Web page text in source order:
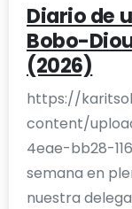
Diario de
Bobo-
(2026)
https://
content/
4eae-bb28-
semana en
nuestra